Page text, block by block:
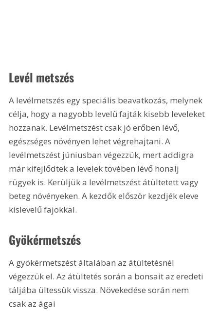
Levél metszés
A levélmetszés egy speciális beavatkozás, melynek
célja, hogy a nagyobb levelű fajták kisebb leveleket
hozzanak. Levélmetszést csak jó erőben lévő,
egészséges növényen lehet végrehajtani. A
levélmetszést júniusban végezzük, mert addigra
már kifejlődtek a levelek tövében lévő honalj
rügyek is. Kerüljük a levélmetszést átültetett vagy
beteg növényeken. A kezdők először kezdjék eleve
kislevelű fajokkal.
Gyökérmetszés
A gyökérmetszést általában az átültetésnél
végezzük el. Az átültetés során a bonsait az eredeti
táljába ültessük vissza. Növekedése során nem
csak az ágai